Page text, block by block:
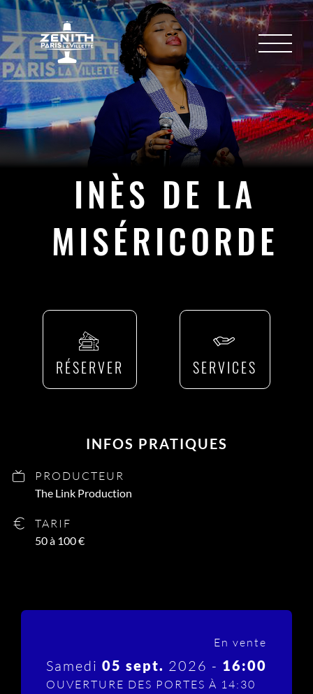
INÈS DE LA
MISÉRICORDE
RÉSERVER SERVICES
INFOS PRATIQUES
PRODUCTEUR
The Link Production
TARIF
50 à 100 €
En vente
Samedi 05 sept. 2026 - 16:00
OUVERTURE DES PORTES À 14:30